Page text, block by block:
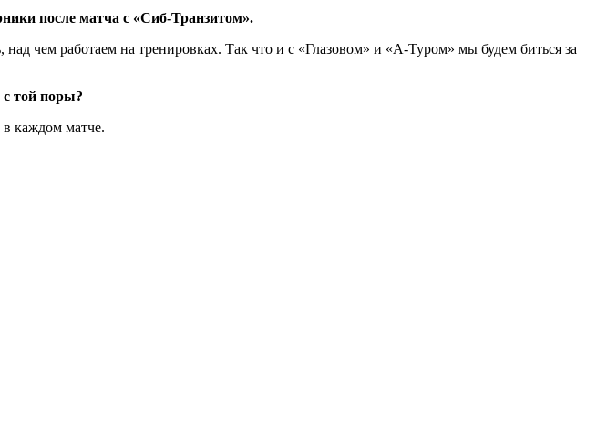
после матча с «Сиб-Транзитом».
чем работаем на тренировках. Так что и с «Глазовом» и «А-Туром» мы будем биться за
с той поры?
каждом матче.